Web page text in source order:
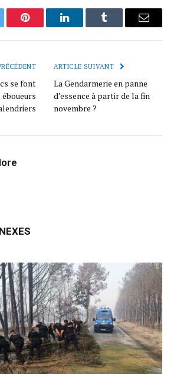
Pinterest LinkedInTumblr
se font
ARTICLE SUIVANT
La Gendarmerie en panne
d’essence à partir de la fin
novembre ?